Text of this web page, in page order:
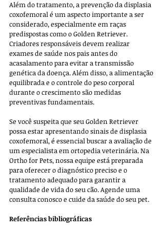
Além do tratamento, a prevenção da displasia
coxofemoral é um aspecto importante a ser
considerado, especialmente em raças
predispostas como o Golden Retriever.
Criadores responsáveis devem realizar
exames de saúde nos pais antes do
acasalamento para evitar a transmissão
genética da doença. Além disso, a alimentação
equilibrada e o controle do peso corporal
durante o crescimento são medidas
preventivas fundamentais.
Se você suspeita que seu Golden Retriever
possa estar apresentando sinais de displasia
coxofemoral, é essencial buscar a avaliação de
um especialista em ortopedia veterinária. Na
Ortho for Pets, nossa equipe está preparada
para oferecer o diagnóstico preciso e o
tratamento adequado para garantir a
qualidade de vida do seu cão. Agende uma
consulta conosco e cuide da saúde do seu pet.
Referências bibliográficas